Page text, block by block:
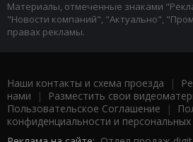
Материалы, отмеченные знаками
"Новости компаний", "Актуально",
правах рекламы.
Наши контакты и схема проезда |
нами | Разместить свои
Пользовательское Соглашение |
конфиденциальности и